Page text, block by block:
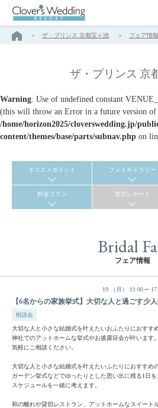
ザ・プリンス 京都宝ヶ池 フェア情報
ザ・プリンス 京
Warning: Use of undefined constant
(this will throw an Error in a future version of
/home/horizon2025/cloverswedding.jp/
content/themes/base/parts/subnav.php on
オススメポイント フォトギャラリー
料金プラン 挙式レポート
Bridal
フェア情報
19 （月） 11:00
【6名からの家族挙式】大切な人と過ごす少
相談会
大切な人と小さな結婚式を叶えたいおふたりにおすす
神社でのアットホームな挙式やお披露目会が叶います
気軽にご相談ください。
大切な人と小さな結婚式を叶えたいふたりにおすすめ
ガーデン挙式などでゆったりとした思い出に残る1日
スケジュールを一緒に考えます。
和の離れや貸切レストラン、アットホームなスイート